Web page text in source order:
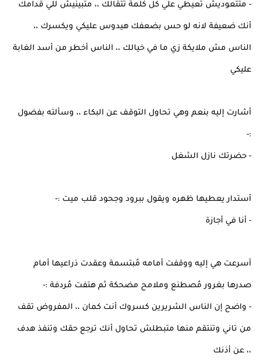
- متتعوديش تعيطي علي كل كلمة تتقالك ،، متبينيش للي قدامك
أنك ضعيفة لانه لو حس بضعفك هيدوس عليكي ويكسرك ،،
الناس مش ملايكة زي ما في خيالك ،، الناس أخطر من أسد الغابة
عليكي
أشارت إليه بنعم وهي تحاول التوقف عن البكاء ،، وسألته بفضول
:-
- حضرتك نازل الشغل
أستدار يعطيها ظهره ويقول ببرود وجحود قلب ميت :-
- أنا في أجازة
أسرعت هي إليه ووقفت أمامه مُبتسمة وعقدت ذراعيها أمام
صدرها بغرور مُصطنع وملامح مضحكة ثم هتفت مُردفة :-
- واضح إن الناس الشريرين كسروك أنت كمان ،، المفروض تقف
من تاني وتنتقم منها متبطلش تحاول أنك ترجع حقك وتنفذ هدف
،، عن أذنك